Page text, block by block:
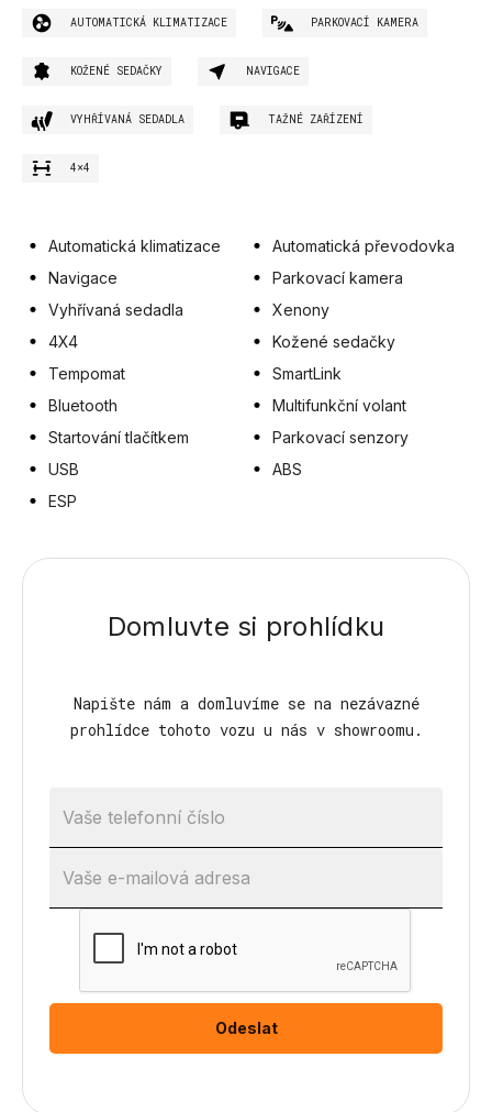
AUTOMATICKÁ KLIMATIZACE PARKOVACÍ KAMERA
KOŽENÉ SEDAČKY NAVIGACE
VYHŘÍVANÁ SEDADLA TAŽNÉ ZAŘÍZENÍ
4×4
Automatická klimatizace
Automatická převodovka
Navigace
Parkovací kamera
Vyhřívaná sedadla
Xenony
4X4
Kožené sedačky
Tempomat
SmartLink
Bluetooth
Multifunkční volant
Startování tlačítkem
Parkovací senzory
USB
ABS
ESP
Domluvte si prohlídku
Napište nám a domluvíme se na nezávazné
prohlídce tohoto vozu u nás v showroomu.